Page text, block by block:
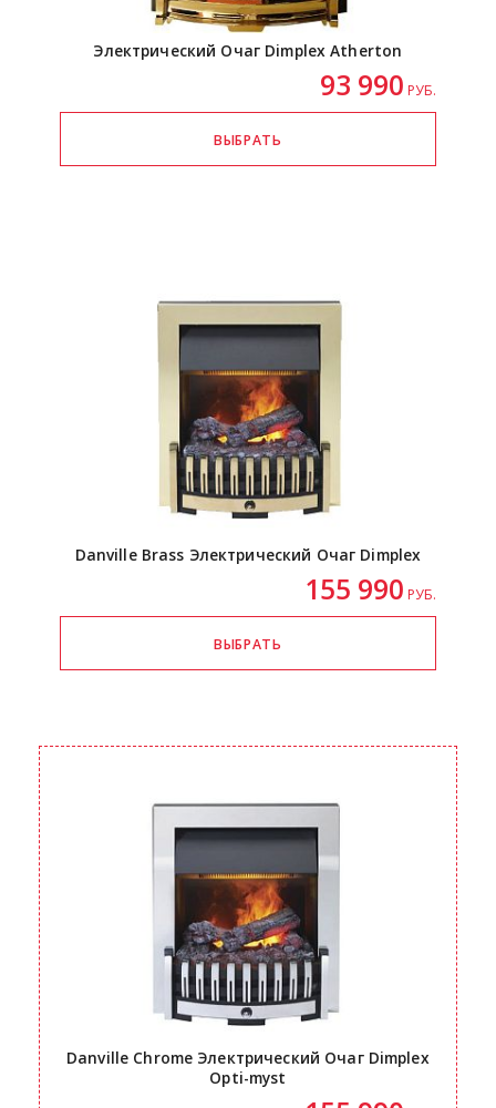
Электрический Очаг Dimplex Atherton
93 990 РУБ.
Danville Brass Электрический Очаг Dimplex
155 990 РУБ.
Danville Chrome Электрический Очаг Dimplex
Opti-myst